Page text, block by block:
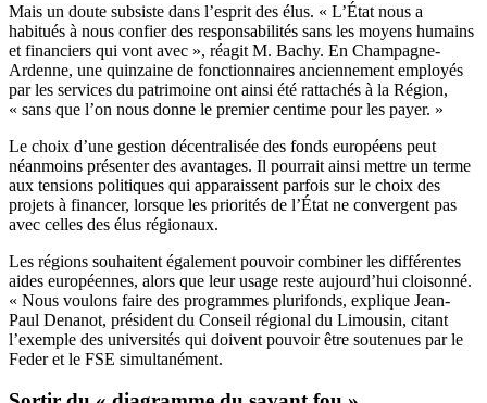
Mais un doute subsiste dans l’esprit des élus. « L’État nous a
habitués à nous confier des responsabilités sans les moyens humains
et financiers qui vont avec », réagit M. Bachy. En Champagne-
Ardenne, une quinzaine de fonctionnaires anciennement employés
par les services du patrimoine ont ainsi été rattachés à la Région,
« sans que l’on nous donne le premier centime pour les payer. »
Le choix d’une gestion décentralisée des fonds européens peut
néanmoins présenter des avantages. Il pourrait ainsi mettre un terme
aux tensions politiques qui apparaissent parfois sur le choix des
projets à financer, lorsque les priorités de l’État ne convergent pas
avec celles des élus régionaux.
Les régions souhaitent également pouvoir combiner les différentes
aides européennes, alors que leur usage reste aujourd’hui cloisonné.
« Nous voulons faire des programmes plurifonds, explique Jean-
Paul Denanot, président du Conseil régional du Limousin, citant
l’exemple des universités qui doivent pouvoir être soutenues par le
Feder et le FSE simultanément.